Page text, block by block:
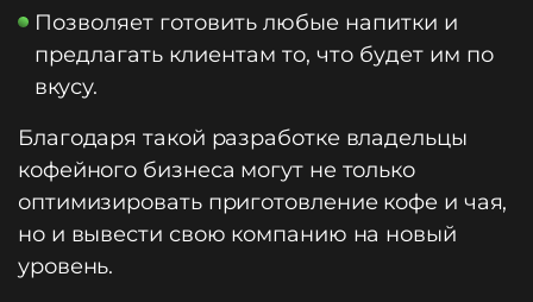
Позволяет готовить любые напитки и
предлагать клиентам то, что будет им по
вкусу.
Благодаря такой разработке владельцы
кофейного бизнеса могут не только
оптимизировать приготовление кофе и чая,
но и вывести свою компанию на новый
уровень.